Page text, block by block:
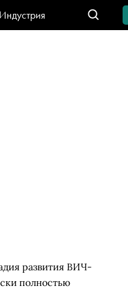
Индустрия
развития ВИЧ-
полностью